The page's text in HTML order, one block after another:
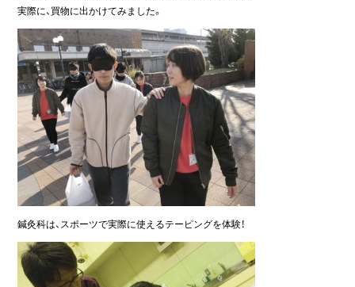
実際に、買物に出かけてみました。
鍼灸科は、スポーツで実際に使えるテーピングを体験！